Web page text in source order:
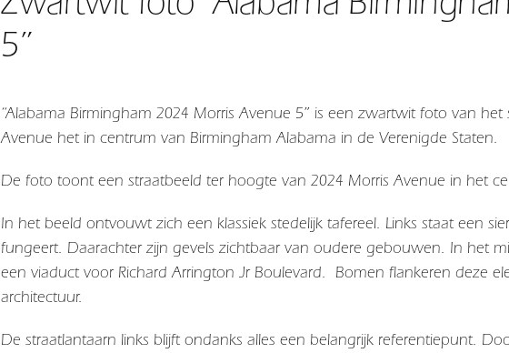
5”
“Alabama Birmingham 2024 Morris Avenue 5” is een zwartwit foto van
Avenue het in centrum van Birmingham Alabama in de Verenigde Staten.
De foto toont een straatbeeld ter hoogte van 2024 Morris Avenue in het
In het beeld ontvouwt zich een klassiek stedelijk tafereel. Links staat een
fungeert. Daarachter zijn gevels zichtbaar van oudere gebouwen. In het
een viaduct voor Richard Arrington Jr Boulevard. Bomen flankeren deze
architectuur.
De straatlantaarn links blijft ondanks alles een belangrijk referentiepunt.